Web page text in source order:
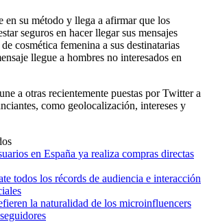
en su método y llega a afirmar que los
seguros en hacer llegar sus mensajes
cosmética femenina a sus destinatarias
llegue a hombres no interesados en
a otras recientemente puestas por Twitter a
como geolocalización, intereses y
en España ya realiza compras directas
todos los récords de audiencia e interacción
la naturalidad de los microinfluencers